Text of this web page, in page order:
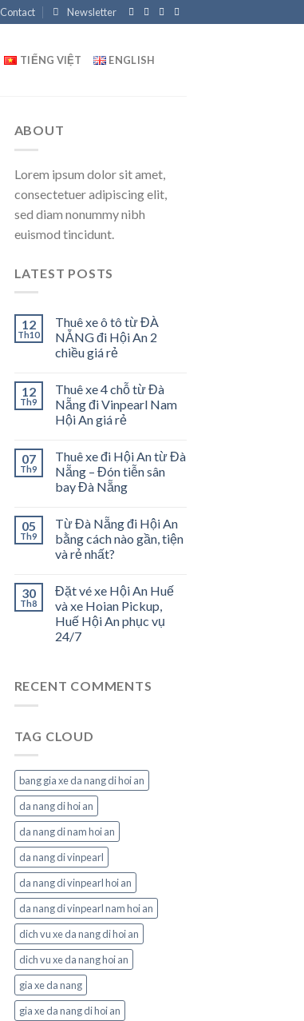
Contact Newsletter
TIẾNG VIỆT ENGLISH
ABOUT
Lorem ipsum dolor sit amet,
consectetuer adipiscing elit,
sed diam nonummy nibh
euismod tincidunt.
LATEST POSTS
12
Th10
Thuê xe ô tô từ ĐÀ
NẴNG đi Hội An 2
chiều giá rẻ
12
Th9
Thuê xe 4 chỗ từ Đà
Nẵng đi Vinpearl Nam
Hội An giá rẻ
07
Th9
Thuê xe đi Hội An từ Đà
Nẵng – Đón tiễn sân
bay Đà Nẵng
05
Th9
Từ Đà Nẵng đi Hội An
bằng cách nào gần, tiện
và rẻ nhất?
30
Th8
Đặt vé xe Hội An Huế
và xe Hoian Pickup,
Huế Hội An phục vụ
24/7
RECENT COMMENTS
TAG CLOUD
bang gia xe da nang di hoi an
da nang di hoi an
da nang di nam hoi an
da nang di vinpearl
da nang di vinpearl hoi an
da nang di vinpearl nam hoi an
dich vu xe da nang di hoi an
dich vu xe da nang hoi an
gia xe da nang
gia xe da nang di hoi an